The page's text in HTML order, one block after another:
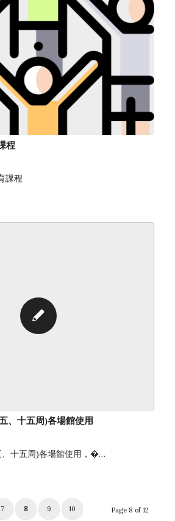
程
課程
、十五周)各場館使用
、十五周)各場館使用，�…
Page 8 of 12
7 8 9 10